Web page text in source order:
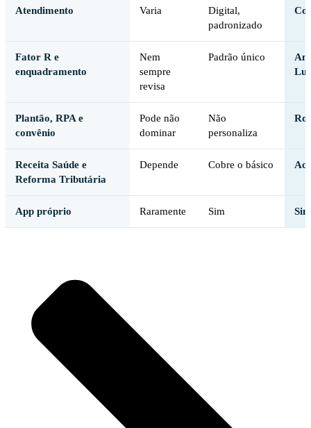
Atendimento Varia
Digital,
padronizado
Fator R e
enquadramento
Nem
sempre
revisa
Padrão único
Plantão, RPA e
convênio
Pode não
dominar
Não
personaliza
Receita Saúde e
Reforma Tributária
Depende Cobre o básico
App próprio Raramente Sim